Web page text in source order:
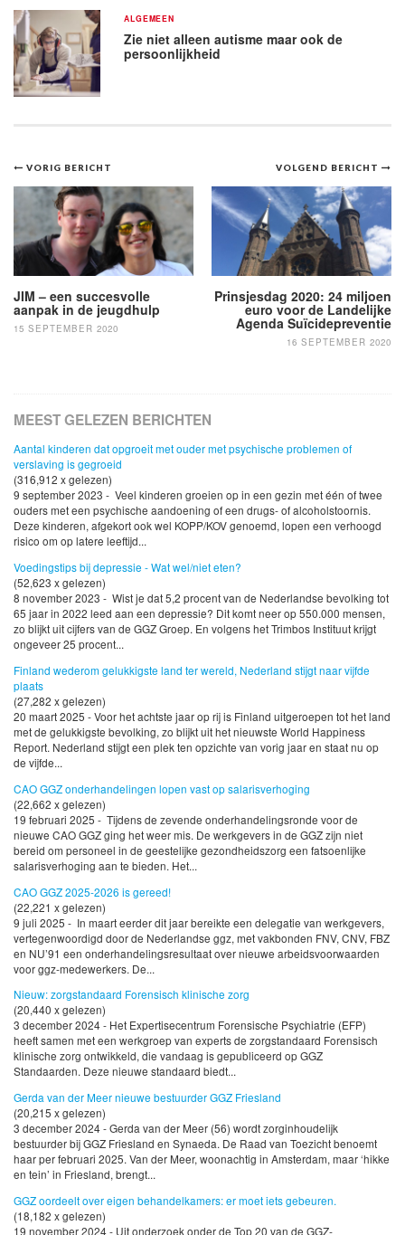
ALGEMEEN
Zie niet alleen autisme maar ook de
persoonlijkheid
Bericht
navigatie
VOLGEND BERICHT
Prinsjesdag 2020: 24 miljoen
euro voor de Landelijke
Agenda Suïcidepreventie
16 SEPTEMBER 2020
VORIG BERICHT
JIM – een succesvolle
aanpak in de jeugdhulp
15 SEPTEMBER 2020
MEEST GELEZEN BERICHTEN
Aantal kinderen dat opgroeit met ouder met psychische problemen of
verslaving is gegroeid
(316,912 x gelezen)
9 september 2023 - Veel kinderen groeien op in een gezin met één of twee
ouders met een psychische aandoening of een drugs- of alcoholstoornis.
Deze kinderen, afgekort ook wel KOPP/KOV genoemd, lopen een verhoogd
risico om op latere leeftijd...
Voedingstips bij depressie - Wat wel/niet eten?
(52,623 x gelezen)
8 november 2023 - Wist je dat 5,2 procent van de Nederlandse bevolking tot
65 jaar in 2022 leed aan een depressie? Dit komt neer op 550.000 mensen,
zo blijkt uit cijfers van de GGZ Groep. En volgens het Trimbos Instituut krijgt
ongeveer 25 procent...
Finland wederom gelukkigste land ter wereld, Nederland stijgt naar vijfde
plaats
(27,282 x gelezen)
20 maart 2025 - Voor het achtste jaar op rij is Finland uitgeroepen tot het land
met de gelukkigste bevolking, zo blijkt uit het nieuwste World Happiness
Report. Nederland stijgt een plek ten opzichte van vorig jaar en staat nu op
de vijfde...
CAO GGZ onderhandelingen lopen vast op salarisverhoging
(22,662 x gelezen)
19 februari 2025 - Tijdens de zevende onderhandelingsronde voor de
nieuwe CAO GGZ ging het weer mis. De werkgevers in de GGZ zijn niet
bereid om personeel in de geestelijke gezondheidszorg een fatsoenlijke
salarisverhoging aan te bieden. Het...
CAO GGZ 2025-2026 is gereed!
(22,221 x gelezen)
9 juli 2025 - In maart eerder dit jaar bereikte een delegatie van werkgevers,
vertegenwoordigd door de Nederlandse ggz, met vakbonden FNV, CNV, FBZ
en NU’91 een onderhandelingsresultaat over nieuwe arbeidsvoorwaarden
voor ggz-medewerkers. De...
Nieuw: zorgstandaard Forensisch klinische zorg
(20,440 x gelezen)
3 december 2024 - Het Expertisecentrum Forensische Psychiatrie (EFP)
heeft samen met een werkgroep van experts de zorgstandaard Forensisch
klinische zorg ontwikkeld, die vandaag is gepubliceerd op GGZ
Standaarden. Deze nieuwe standaard biedt...
Gerda van der Meer nieuwe bestuurder GGZ Friesland
(20,215 x gelezen)
3 december 2024 - Gerda van der Meer (56) wordt zorginhoudelijk
bestuurder bij GGZ Friesland en Synaeda. De Raad van Toezicht benoemt
haar per februari 2025. Van der Meer, woonachtig in Amsterdam, maar ‘hikke
en tein’ in Friesland, brengt...
GGZ oordeelt over eigen behandelkamers: er moet iets gebeuren.
(18,182 x gelezen)
19 november 2024 - Uit onderzoek onder de Top 20 van de GGZ-